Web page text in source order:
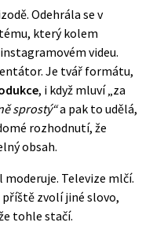
Odehrála se v
který kolem
videu.
Je tvář formátu,
, i když mluví „za
sprostý“a pak to udělá,
rozhodnutí, že
obsah.
moderuje. Televize mlčí.
zvolí jiné slovo,
tohle stačí.